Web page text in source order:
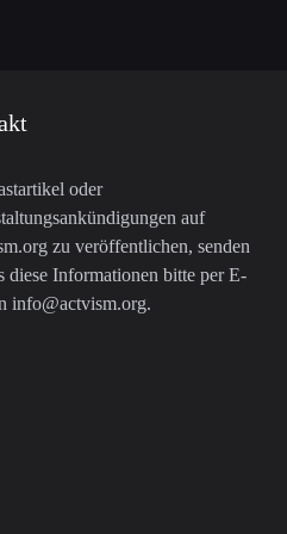
oder
auf
zu veröffentlichen, senden
diese Informationen bitte per E-
info@actvism.org.